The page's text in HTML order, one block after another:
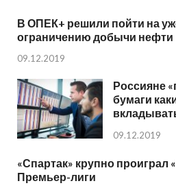
В ОПЕК+ решили пойти на
ограничению добычи нефти
09.12.2019
Россияне
бумаги
09.12.2019
«Спартак» крупно проиграл
Премьер-лиги